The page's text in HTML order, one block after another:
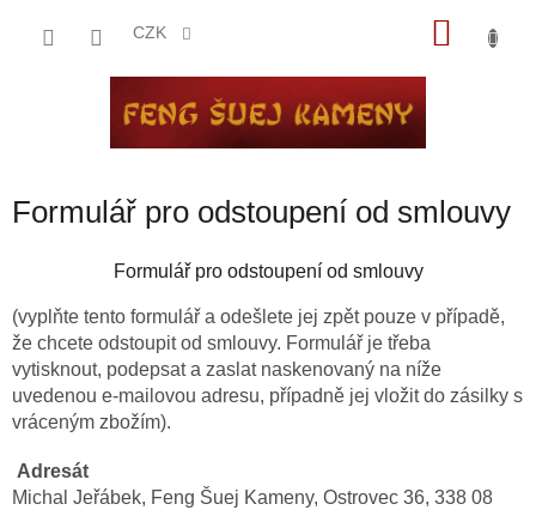
CZK
Formulář pro odstoupení od smlouvy
Formulář pro odstoupení od smlouvy
(vyplňte tento formulář a odešlete jej zpět pouze v případě,
že chcete odstoupit od smlouvy. Formulář je třeba
vytisknout, podepsat a zaslat naskenovaný na níže
uvedenou e-mailovou adresu, případně jej vložit do zásilky s
vráceným zbožím).
Adresát
Michal Jeřábek, Feng Šuej Kameny, Ostrovec 36, 338 08